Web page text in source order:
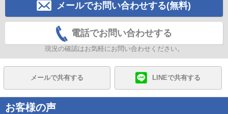
メールでお問い合わせする(無料)
電話でお問い合わせする
現況の確認はお気軽にお問い合わせください。
メールで共有する LINEで共有する
お客様の声